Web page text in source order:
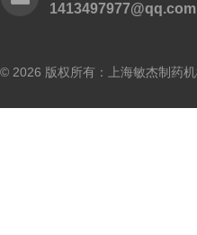
1413497977@qq.com
© 2026 版权所有：上海敏杰制药